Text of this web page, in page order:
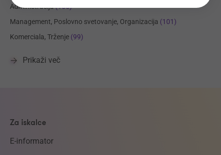
Administracija(105)
Management, Poslovno svetovanje, Organizacija (101)
Komerciala, Trženje (99)
Prikaži več
Za iskalce
E-informator